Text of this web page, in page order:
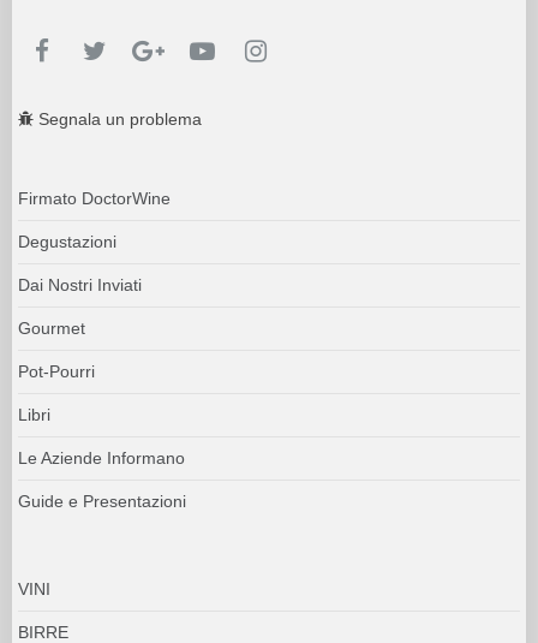
Segnala un problema
Firmato DoctorWine
Degustazioni
Dai Nostri Inviati
Gourmet
Pot-Pourri
Libri
Le Aziende Informano
Guide e Presentazioni
VINI
BIRRE